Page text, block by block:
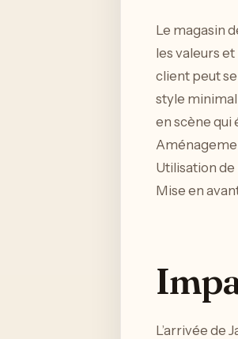
Le magasin
les valeurs
client peut
style
en scène qui
Utilisation
Mise en
L’arrivée de